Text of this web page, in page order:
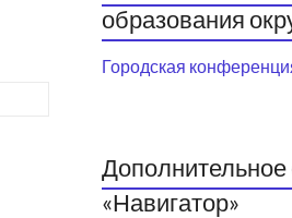
образования
Городская
«Навигатор»